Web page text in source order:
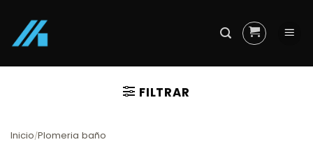
content
FILTRAR
Inicio/Plomeria baño